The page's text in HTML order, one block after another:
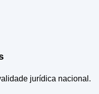
jurídica nacional.